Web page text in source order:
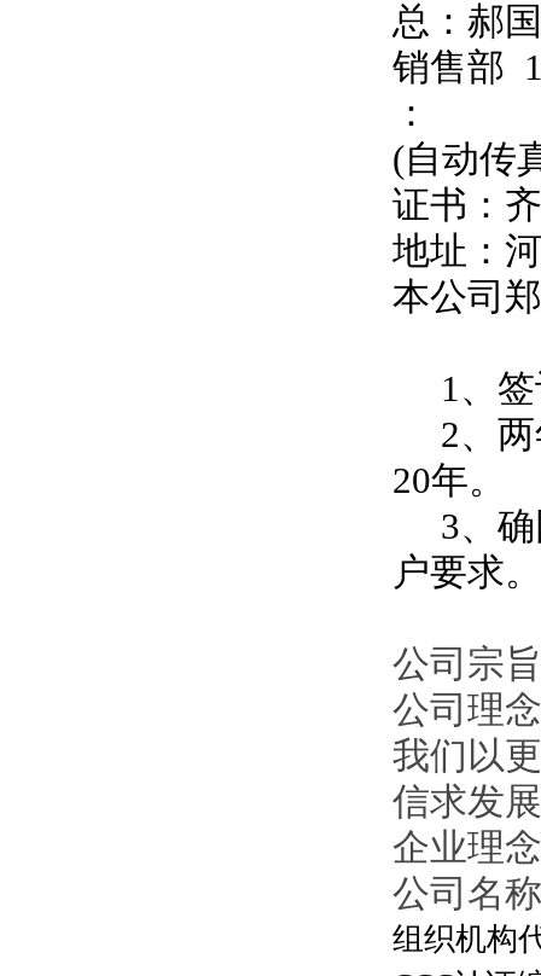
总：郝
销售部
：
(自动传
证书：
地址：
本公司
1、签
2、两
20年。
3、确
户要求。
公司宗
公司理
我们以
信求发
企业理
公司名
组织机构